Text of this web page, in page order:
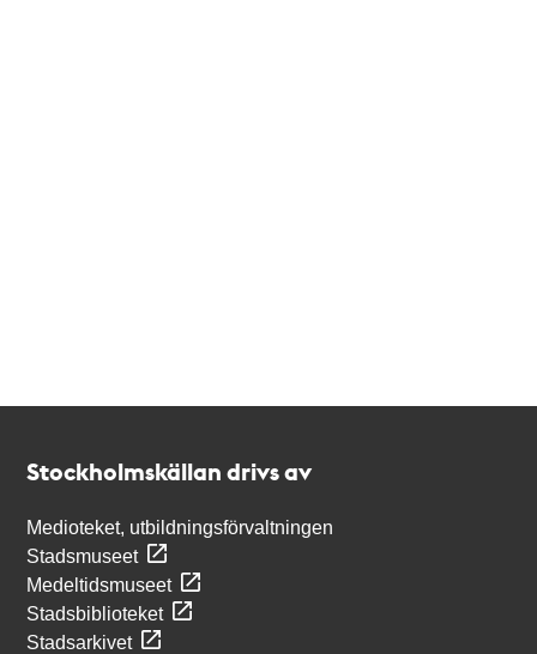
Stockholmskällan drivs av
Medioteket, utbildningsförvaltningen
Stadsmuseet
Medeltidsmuseet
Stadsbiblioteket
Stadsarkivet